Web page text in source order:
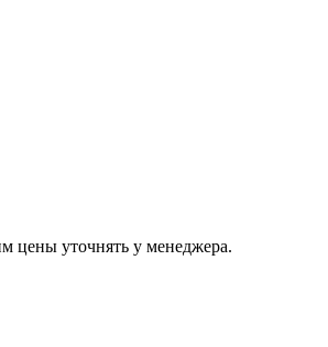
цены уточнять у менеджера.